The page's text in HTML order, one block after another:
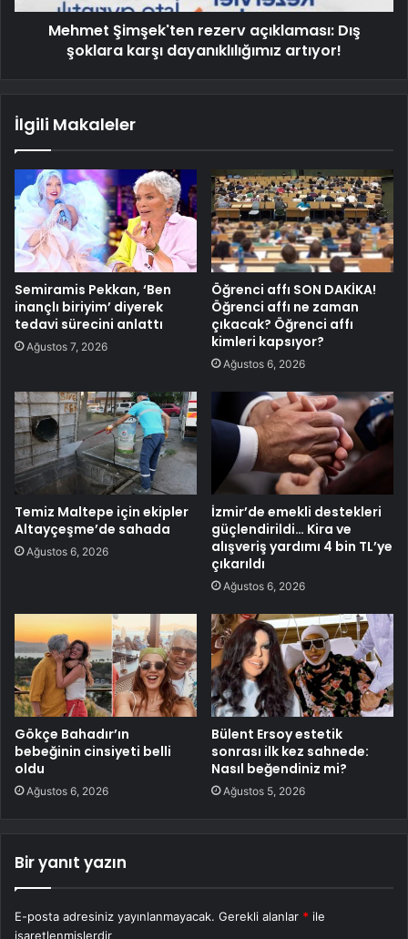
Mehmet Şimşek'ten rezerv açıklaması: Dış
şoklara karşı dayanıklılığımız artıyor!
İlgili Makaleler
Semiramis Pekkan, ‘Ben
inançlı biriyim’ diyerek
tedavi sürecini anlattı
Ağustos 7, 2026
Öğrenci affı SON DAKİKA!
Öğrenci affı ne zaman
çıkacak? Öğrenci affı
kimleri kapsıyor?
Ağustos 6, 2026
Temiz Maltepe için ekipler
Altayçeşme’de sahada
Ağustos 6, 2026
İzmir’de emekli destekleri
güçlendirildi… Kira ve
alışveriş yardımı 4 bin TL’ye
çıkarıldı
Ağustos 6, 2026
Gökçe Bahadır’ın
bebeğinin cinsiyeti belli
oldu
Ağustos 6, 2026
Bülent Ersoy estetik
sonrası ilk kez sahnede:
Nasıl beğendiniz mi?
Ağustos 5, 2026
Bir yanıt yazın
E-posta adresiniz yayınlanmayacak. Gerekli alanlar * ile
işaretlenmişlerdir